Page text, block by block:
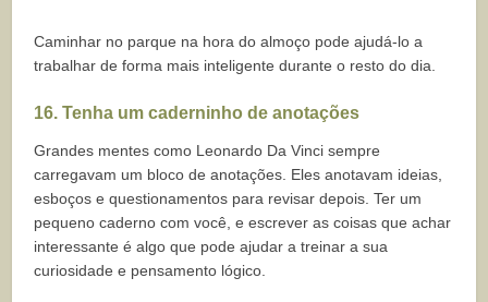
Caminhar no parque na hora do almoço pode ajudá-lo a
trabalhar de forma mais inteligente durante o resto do dia.
16.Tenha um caderninho de anotações
Grandes mentes como Leonardo Da Vinci sempre
carregavam um bloco de anotações. Eles anotavam ideias,
esboços e questionamentos para revisar depois. Ter um
pequeno caderno com você, e escrever as coisas que achar
interessante é algo que pode ajudar a treinar a sua
curiosidade e pensamento lógico.